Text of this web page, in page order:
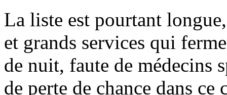
La liste est pourtant
et grands services qui
de nuit, faute de médecins
de perte de chance dans